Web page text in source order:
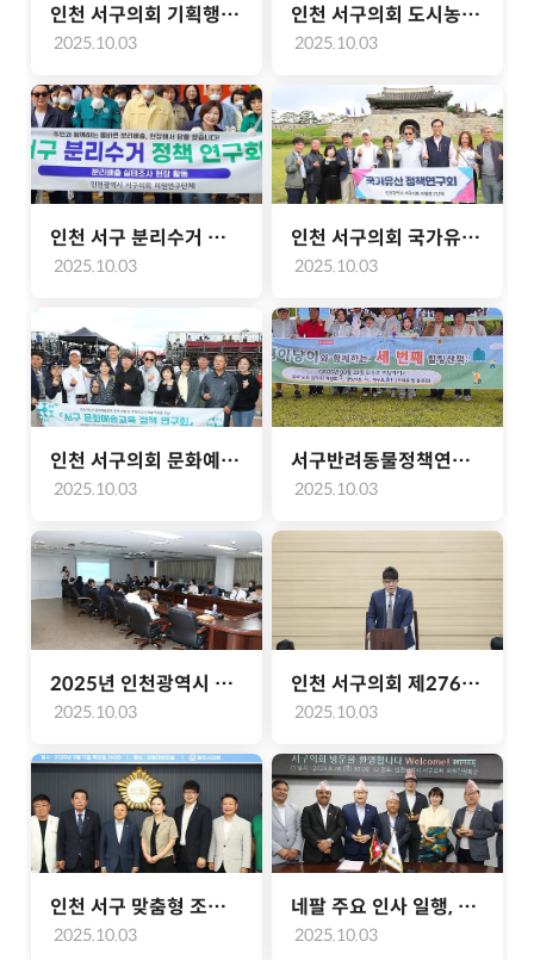
인천 서구의회 기획행정위원회, 6.25 참전유공자회와 소통 간담회 개최(2025.09.18.)
2025.10.03
인천 서구의회 도시농업 활성화 연구회 춘천시 치유농업 우수사례 현장방문(2025.09.15~09.16.)
2025.10.03
인천 서구 분리수거 정책연구회 폐기물 분리배출 실태 현장조사(2025.09.18.)
2025.10.03
인천 서구의회 국가유산 정책연구회 수원화성 현장방문(2025.09.28.)
2025.10.03
인천 서구의회 문화예술교육 정책 연구회 수원화성문화제 우수사례 비교시찰(2025.09.28.)
2025.10.03
서구반려동물정책연구회 반려동물공존센터와 '댕이냥이와 함께 하는 힐링산책 행사' 공동 개최(2025.09.28.)
2025.10.03
2025년 인천광역시 서구의회 청렴교육 실시(2025.09.22.)
2025.10.03
인천 서구의회 제276회 임시회 개최(2025.09.22.)
2025.10.03
인천 서구 맞춤형 조례 입법 평가 연구단체 당진시의회 방문 '조례입법 평가제도' 벤치마킹(2025.09.11.)
2025.10.03
네팔 주요 인사 일행, 인천 서구의회 방문 국제 협력 증진(2025.08.28.)
2025.10.03